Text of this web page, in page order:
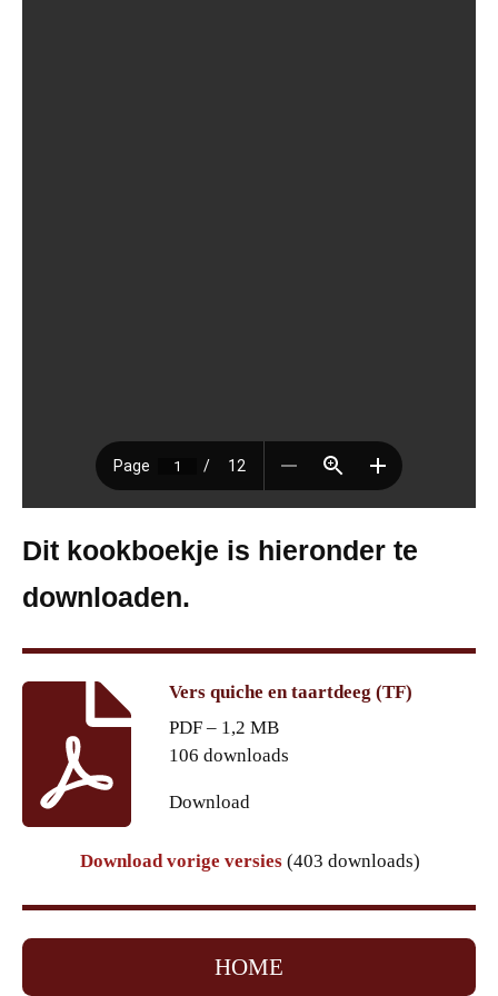
Dit kookboekje is hieronder te
downloaden.
Vers quiche en taartdeeg (TF)
PDF – 1,2 MB
106 downloads
Download
Download vorige versies (403 downloads)
HOME